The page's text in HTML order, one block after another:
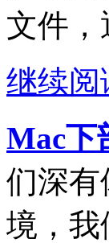
文件，
继续阅
Mac下
们深有
境，我